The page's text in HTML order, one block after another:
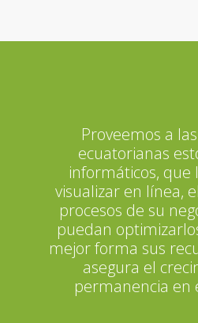
Proveemos a
ecuatorianas
informáticos, que
visualizar en línea,
procesos de su
puedan
mejor forma sus
asegura el
permanencia en